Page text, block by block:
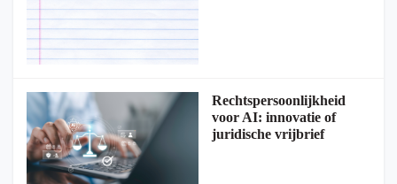
Rechtspersoonlijkheid
voor AI: innovatie of
juridische vrijbrief